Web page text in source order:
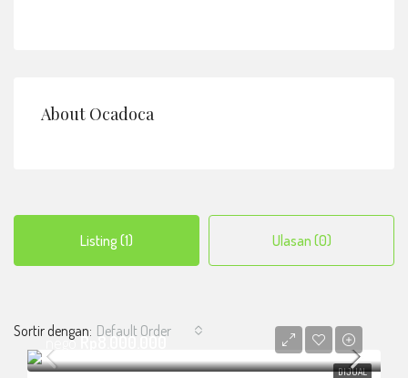
About Ocadoca
Listing (1) Ulasan (0)
Sortir dengan: Default Order
DIJUAL
negoRp8.000.000